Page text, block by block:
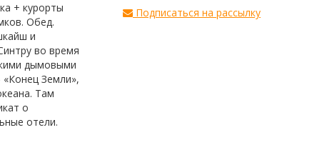
+ курорты
Обед.
и
во время
дымовыми
Земли»,
Там
о
отели.
Подписаться на рассылку